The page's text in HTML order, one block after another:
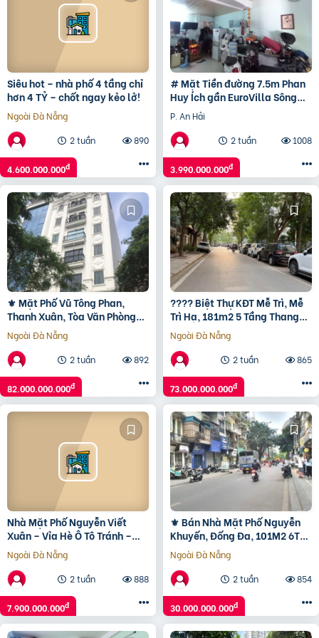
Siêu hot – nhà phố 4 tầng chỉ
hơn 4 TỶ – chốt ngay kẻo lở!
Ngoài Đà Nẵng
2 tuần
890
4.600.000.000đ
# Mặt Tiền đường 7.5m Phan
Huy Ích gần EuroVilla Sông
Hàn, 47m2, C4, 3.99 tỷ
P. An Hải
2 tuần
1008
3.990.000.000đ
⚜️ Mặt Phố Vũ Tông Phan,
Thanh Xuân, Tòa Văn Phòng
VIP Nhất 147m2 10T MT 8.5m,
Chỉ 82 TỶ ⚜️
Ngoài Đà Nẵng
2 tuần
892
82.000.000.000đ
???? Biệt Thự KĐT Mễ Trì, Mễ
Trì Hạ, 181m2 5 Tầng Thang
Máy, MT 10.5m, Chỉ 73 Tỷ
????
Ngoài Đà Nẵng
2 tuần
865
73.000.000.000đ
Nhà Mặt Phố Nguyễn Viết
Xuân – Vỉa Hè Ô Tô Tránh –
Kinh Doanh Mọi Mặt Hàng
Ngoài Đà Nẵng
2 tuần
888
7.900.000.000đ
⚜️ Bán Nhà Mặt Phố Nguyễn
Khuyến, Đống Đa, 101M2 6T
Mt 4M, Giá Đầu Tư Chỉ 30 Tỷ ⚜️
Ngoài Đà Nẵng
2 tuần
854
30.000.000.000đ